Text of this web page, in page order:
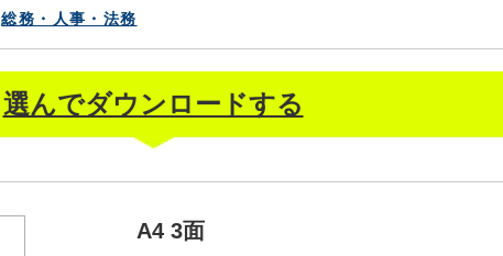
総務・人事・法務
選んでダウンロードする
A4 3面